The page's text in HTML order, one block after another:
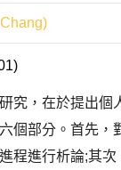
究，在於提出個
個部分。首先，
程進行析論;其